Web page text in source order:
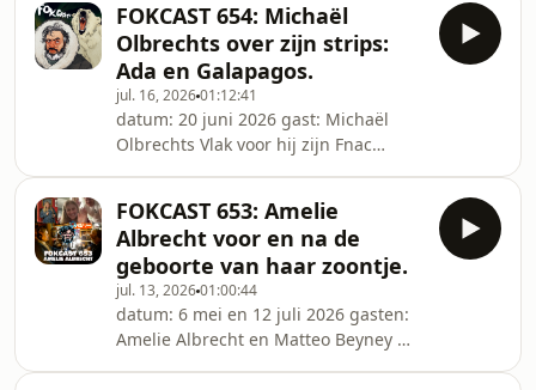
oude Taxi Driver (1976 van Martin
Scorsese met Robert De Niro)
bespreken we deze film live in De
Cinema en overlopen we films van de
acteurs en de regisseur. De lijst met
films kun je hier vinden:
https://letterboxd.com/jokerfokke/list/fokcast-
655-taxi-driver-e
FOKCAST 654: Michaël
Olbrechts over zijn strips:
Ada en Galapagos.
jul. 16, 202601:12:41
datum: 20 juni 2026 gast: Michaël
Olbrechts Vlak voor hij zijn Fnac
geweldige tweede deel van zijn
Eilanden-trilogie: Ada. En ook over het
meesterlijke eerste deel: Galapagos.
Met dank aan uitgeverij Oogachtend
en Michaël voor het fantastische
artwork.
FOKCAST 653: Amelie
Albrecht voor en na de
geboorte van haar zoontje.
jul. 13, 202601:00:44
datum: 6 mei en 12 juli 2026 gasten:
Amelie Albrecht en Matteo Beyney We